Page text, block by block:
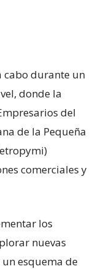
cabo durante un
donde la
del
de la Pequeña
comerciales y
los
nuevas
esquema de